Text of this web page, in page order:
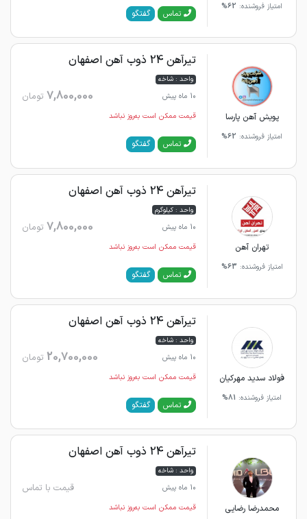
امتیاز فروشنده: 62%
تماس گفتگو
پویش آهن پارسا
امتیاز فروشنده: 62%
تیرآهن 24 ذوب آهن اصفهان
واحد : شاخه
10 ماه پیش
7,800,000 تومان
قیمت ممکن است به‌روز نباشد
تماس گفتگو
تهران آهن
امتیاز فروشنده: 63%
تیرآهن 24 ذوب آهن اصفهان
واحد : کیلوگرم
10 ماه پیش
7,800,000 تومان
قیمت ممکن است به‌روز نباشد
تماس گفتگو
فولاد سدید مهرکیان
امتیاز فروشنده: 81%
تیرآهن 24 ذوب آهن اصفهان
واحد : شاخه
10 ماه پیش
20,700,000 تومان
قیمت ممکن است به‌روز نباشد
تماس گفتگو
محمدرضا رضایی
تیرآهن 24 ذوب آهن اصفهان
واحد : شاخه
10 ماه پیش
قیمت با تماس
قیمت ممکن است به‌روز نباشد